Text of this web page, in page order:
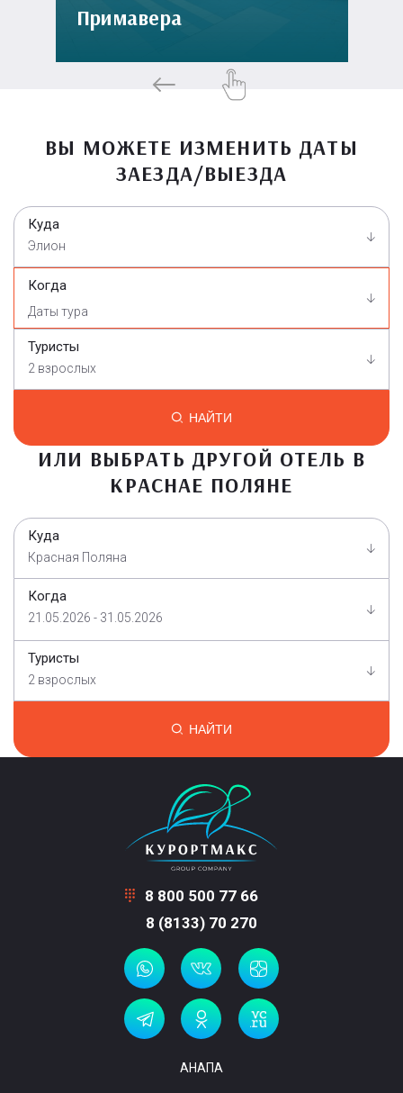
Примавера
ВЫ МОЖЕТЕ ИЗМЕНИТЬ ДАТЫ
ЗАЕЗДА/ВЫЕЗДА
Куда
Элион
Когда
Туристы
2 взрослых
НАЙТИ
ИЛИ ВЫБРАТЬ ДРУГОЙ ОТЕЛЬ В
КРАСНАЕ ПОЛЯНЕ
Куда
Красная Поляна
Когда
21.05.2026 - 31.05.2026
Туристы
2 взрослых
НАЙТИ
8 800 500 77 66
8 (8133) 70 270
АНАПА